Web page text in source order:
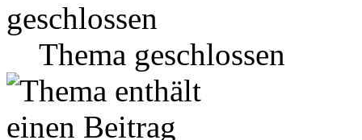
Thema geschlossen